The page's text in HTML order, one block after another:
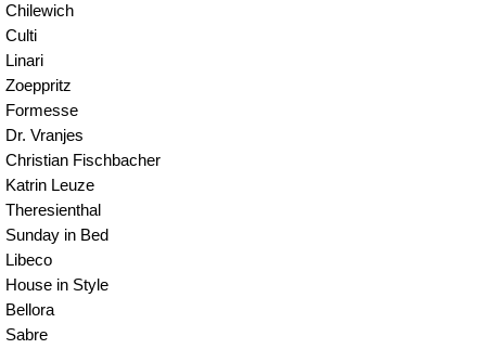
Chilewich
Culti
Linari
Zoeppritz
Formesse
Dr. Vranjes
Christian Fischbacher
Katrin Leuze
Theresienthal
Sunday in Bed
Libeco
House in Style
Bellora
Sabre